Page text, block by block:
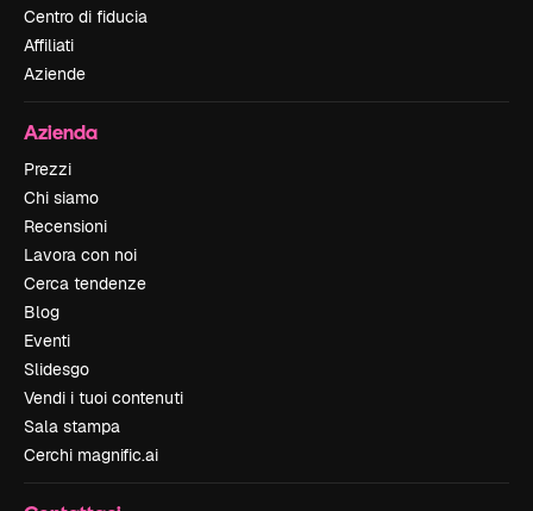
Centro di fiducia
Affiliati
Aziende
Azienda
Prezzi
Chi siamo
Recensioni
Lavora con noi
Cerca tendenze
Blog
Eventi
Slidesgo
Vendi i tuoi contenuti
Sala stampa
Cerchi magnific.ai